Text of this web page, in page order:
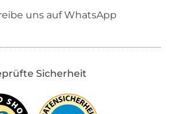
uns auf WhatsApp
Sicherheit